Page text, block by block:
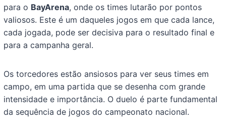
para o BayArena, onde os times lutarão por pontos
valiosos. Este é um daqueles jogos em que cada lance,
cada jogada, pode ser decisiva para o resultado final e
para a campanha geral.
Os torcedores estão ansiosos para ver seus times em
campo, em uma partida que se desenha com grande
intensidade e importância. O duelo é parte fundamental
da sequência de jogos do campeonato nacional.